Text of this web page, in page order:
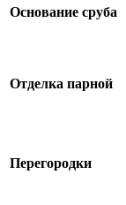
Основание сруба
Отделка парной
Перегородки